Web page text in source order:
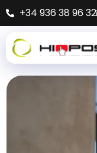
+34 936 38 96 32